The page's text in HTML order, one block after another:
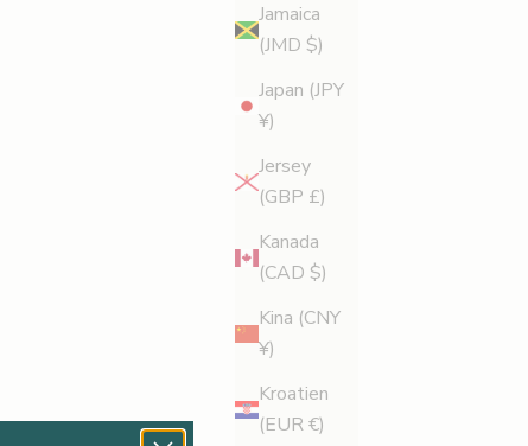
Jamaica
(JMD $)
Japan (JPY
¥)
Jersey
(GBP £)
Kanada
(CAD $)
Kina (CNY
¥)
Kroatien
(EUR €)
solen på huden. Det finns dock andra anledningar till